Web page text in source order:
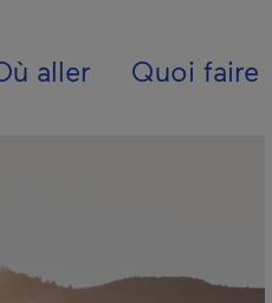
- Fr
aller Quoi faire